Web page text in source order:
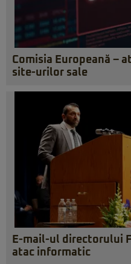
Comisia Europeană –
site-urilor sale
E-mail-ul directorului
atac informatic